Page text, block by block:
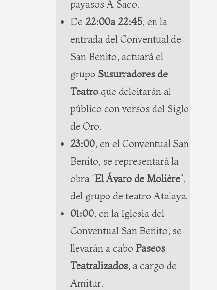
payasos A Saco.
De 22:00a 22:45, en la
entrada del Conventual de
San Benito, actuará el
grupo Susurradores de
Teatro que deleitarán al
público con versos del Siglo
de Oro.
23:00, en el Conventual San
Benito, se representará la
obra “El Ávaro de Molière“,
del grupo de teatro Atalaya.
01:00, en la Iglesia del
Conventual San Benito, se
llevarán a cabo Paseos
Teatralizados, a cargo de
Amitur.